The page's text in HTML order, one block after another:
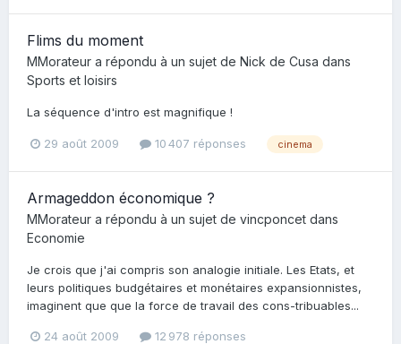
Flims du moment
MMorateur a répondu à un sujet de Nick de Cusa dans
Sports et loisirs
La séquence d'intro est magnifique !
29 août 2009 10 407 réponses cinema
Armageddon économique ?
MMorateur a répondu à un sujet de vincponcet dans
Economie
Je crois que j'ai compris son analogie initiale. Les Etats, et
leurs politiques budgétaires et monétaires expansionnistes,
imaginent que que la force de travail des cons-tribuables...
24 août 2009 12 978 réponses